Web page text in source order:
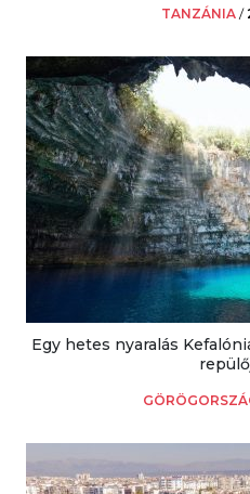
TANZÁNIA /
Egy hetes nyaralás